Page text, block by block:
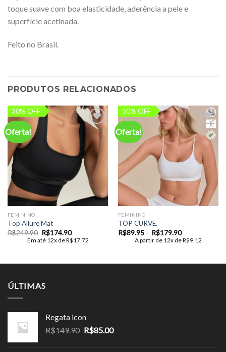
toque suave com boa elasticidade, aderência a pele e
superfície acetinada.
Feito no Brasil.
PRODUTOS RELACIONADOS
Oferta!
30% OFF
Add to
wishlist
FEMININO
Top Allure Mat
R$249.90 O
preço
R$174.90O
preço
atual
Em até 12x deR$17.72
Oferta!
50% OFF
Add to
wishlist
FEMININO
TOP CURVE.
R$89.95 – R$179.90Faixa
de
preço:
R$179.90
A partir de 12x deR$9.12
ÚLTIMAS
Regata icon
R$149.90 O
R$85.00O